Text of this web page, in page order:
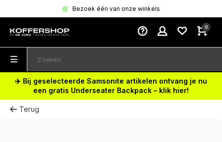
Bezoek één van onze winkels
0
✈️ Bij geselecteerde Samsonite artikelen ontvang je nu
een gratis Underseater Backpack – klik hier!
Terug